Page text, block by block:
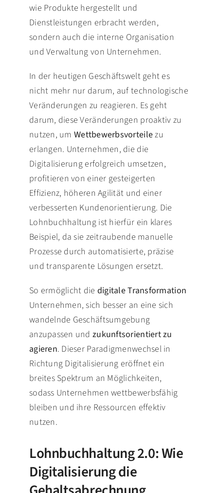
wie Produkte hergestellt und
Dienstleistungen erbracht werden,
sondern auch die interne Organisation
und Verwaltung von Unternehmen.
In der heutigen Geschäftswelt geht es
nicht mehr nur darum, auf technologische
Veränderungen zu reagieren. Es geht
darum, diese Veränderungen proaktiv zu
nutzen, um Wettbewerbsvorteilezu
erlangen. Unternehmen, die die
Digitalisierung erfolgreich umsetzen,
profitieren von einer gesteigerten
Effizienz, höheren Agilität und einer
verbesserten Kundenorientierung. Die
Lohnbuchhaltung ist hierfür ein klares
Beispiel, da sie zeitraubende manuelle
Prozesse durch automatisierte, präzise
und transparente Lösungen ersetzt.
So ermöglicht die digitale Transformation
Unternehmen, sich besser an eine sich
wandelnde Geschäftsumgebung
anzupassen undzukunftsorientiert zu
agieren. Dieser Paradigmenwechsel in
Richtung Digitalisierung eröffnet ein
breites Spektrum an Möglichkeiten,
sodass Unternehmen wettbewerbsfähig
bleiben und ihre Ressourcen effektiv
nutzen.
Lohnbuchhaltung 2.0: Wie
Digitalisierung die